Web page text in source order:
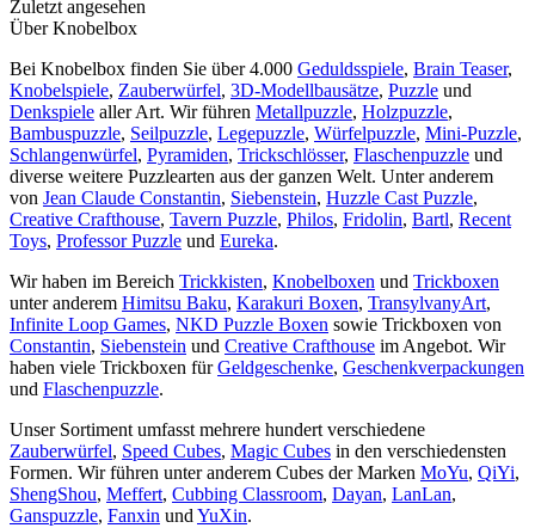
Zuletzt angesehen
Über Knobelbox
Bei Knobelbox finden Sie über 4.000 Geduldsspiele, Brain Teaser,
Knobelspiele, Zauberwürfel, 3D-Modellbausätze, Puzzle und
Denkspiele aller Art. Wir führen Metallpuzzle, Holzpuzzle,
Bambuspuzzle, Seilpuzzle, Legepuzzle, Würfelpuzzle, Mini-Puzzle,
Schlangenwürfel, Pyramiden, Trickschlösser, Flaschenpuzzle und
diverse weitere Puzzlearten aus der ganzen Welt. Unter anderem
von Jean Claude Constantin, Siebenstein, Huzzle Cast Puzzle,
Creative Crafthouse, Tavern Puzzle, Philos, Fridolin, Bartl, Recent
Toys, Professor Puzzle und Eureka.
Wir haben im Bereich Trickkisten, Knobelboxen und Trickboxen
unter anderem Himitsu Baku, Karakuri Boxen, TransylvanyArt,
Infinite Loop Games, NKD Puzzle Boxen sowie Trickboxen von
Constantin, Siebenstein und Creative Crafthouse im Angebot. Wir
haben viele Trickboxen fürGeldgeschenke, Geschenkverpackungen
und Flaschenpuzzle.
Unser Sortiment umfasst mehrere hundert verschiedene
Zauberwürfel, Speed Cubes, Magic Cubes in den verschiedensten
Formen. Wir führen unter anderem Cubes der Marken MoYu, QiYi,
ShengShou, Meffert, Cubbing Classroom, Dayan, LanLan,
Ganspuzzle, Fanxin und YuXin.